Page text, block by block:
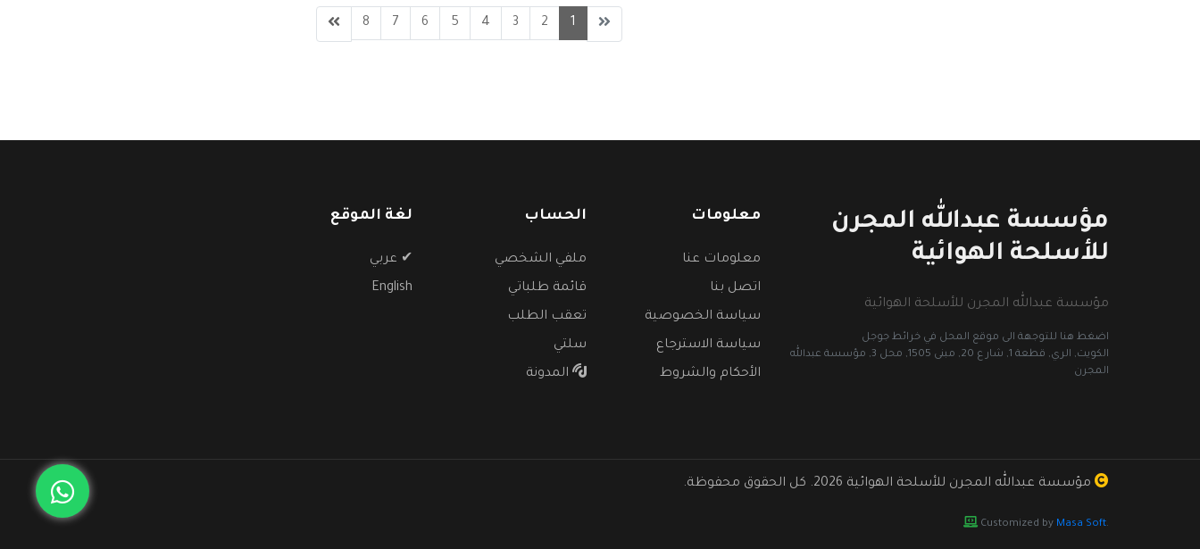
1
2
3
4
5
6
7
8
مؤسسة عبدالله المجرن
للأسلحة الهوائية
مؤسسة عبدالله المجرن للأسلحة الهوائية
اضغط هنا للتوجهة الى موقع المحل في خرائط جوجل
الكويت, الري, قطعة 1, شار ع 20, مبنى 1505, محل 3, مؤسسة عبدالله
المجرن
معلومات
معلومات عنا
اتصل بنا
سياسة الخصوصية
سياسة الاسترجاع
الأحكام والشروط
الحساب
ملفي الشخصي
قائمة طلباتي
تعقب الطلب
سلتي
المدونة
لغة الموقع
✔ عربي
English
مؤسسة عبدالله المجرن للأسلحة الهوائية
Customized by Masa Soft.